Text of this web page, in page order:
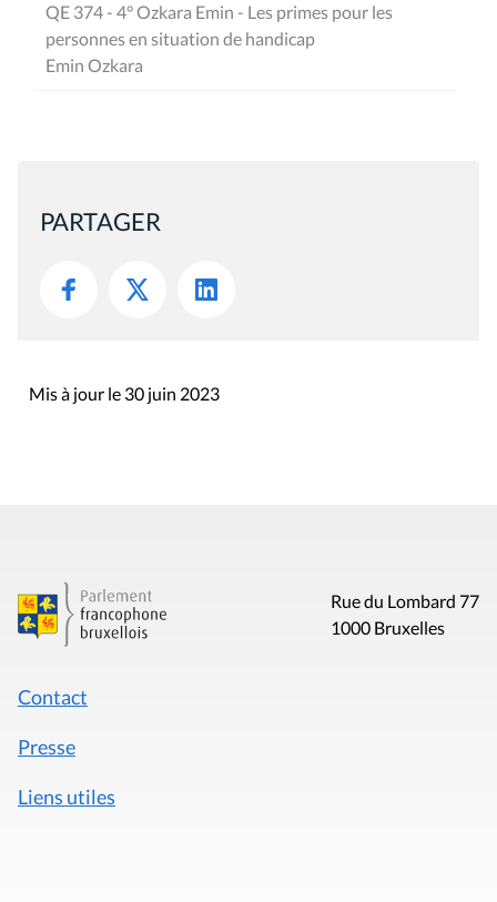
QE 374 - 4° Ozkara Emin - Les primes pour les
personnes en situation de handicap
Emin Ozkara
PARTAGER
Mis à jour le 30 juin 2023
Rue du Lombard 77
1000 Bruxelles
Contact
Presse
Liens utiles